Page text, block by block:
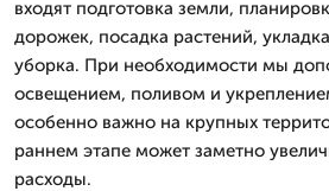
входят подготовка земли,
дорожек, посадка растений,
уборка. При необходимости мы
освещением, поливом и
особенно важно на крупных
раннем этапе может заметно
расходы.